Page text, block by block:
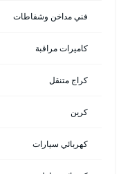
فني مداخن وشفاطات
كاميرات مراقبة
كراج متنقل
كرين
كهربائي سيارات